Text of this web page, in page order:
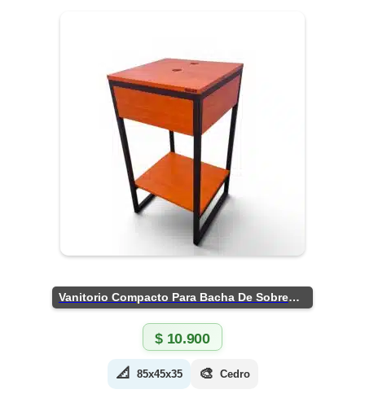
Vanitorio Compacto Para Bacha De Sobreponer
$10.900
📐 85x45x35 🎨 Cedro